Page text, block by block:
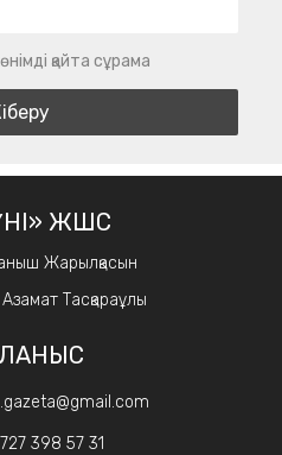
қайта сұрама
ҮНІ» ЖШС
Жарылқасын
Тасқараұлы
398 57 31